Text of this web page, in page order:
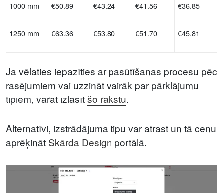
1000 mm €50.89 €43.24 €41.56 €36.85
1250 mm €63.36 €53.80 €51.70 €45.81
Ja vēlaties iepazīties ar pasūtīšanas procesu pēc
rasējumiem vai uzzināt vairāk par pārklājumu
tipiem, varat izlasītšo rakstu.
Alternatīvi, izstrādājuma tipu var atrast un tā cenu
aprēķināt Skārda Design portālā.